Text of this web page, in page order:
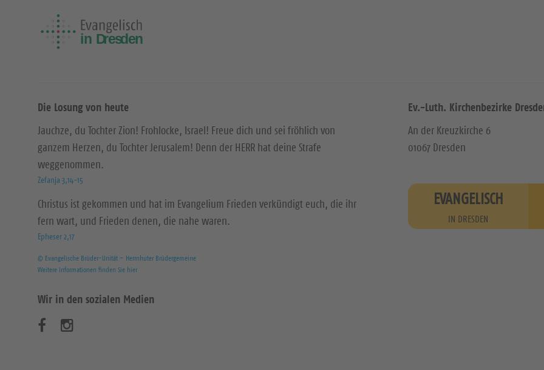
Die Losung von heute
Jauchze, du Tochter Zion! Frohlocke, Israel! Freue dich und sei fröhlich von
ganzem Herzen, du Tochter Jerusalem! Denn der HERR hat deine Strafe
weggenommen.
Zefanja 3,14-15
Christus ist gekommen und hat im Evangelium Frieden verkündigt euch, die ihr
fern wart, und Frieden denen, die nahe waren.
Epheser 2,17
© Evangelische Brüder-Unität – Herrnhuter Brüdergemeine
Weitere Informationen finden Sie hier
Wir in den sozialen Medien
Ev.-Luth. Kirchenbezirke
An der Kreuzkirche 6
01067 Dresden
EVANGELISCH
IN DRESDEN